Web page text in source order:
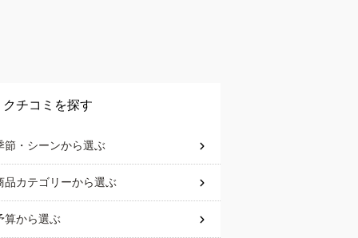
クチコミを探す
節・シーンから選ぶ
品カテゴリーから選ぶ
算から選ぶ